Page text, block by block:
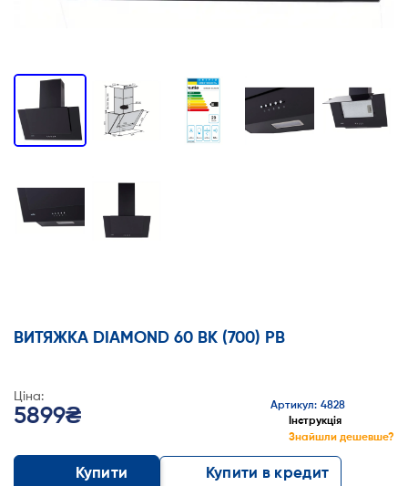
ВИТЯЖКА DIAMOND 60 BK (700) PB
Ціна:
5899₴
Артикул: 4828
Інструкція
Знайшли дешевше?
Купити Купити в кредит